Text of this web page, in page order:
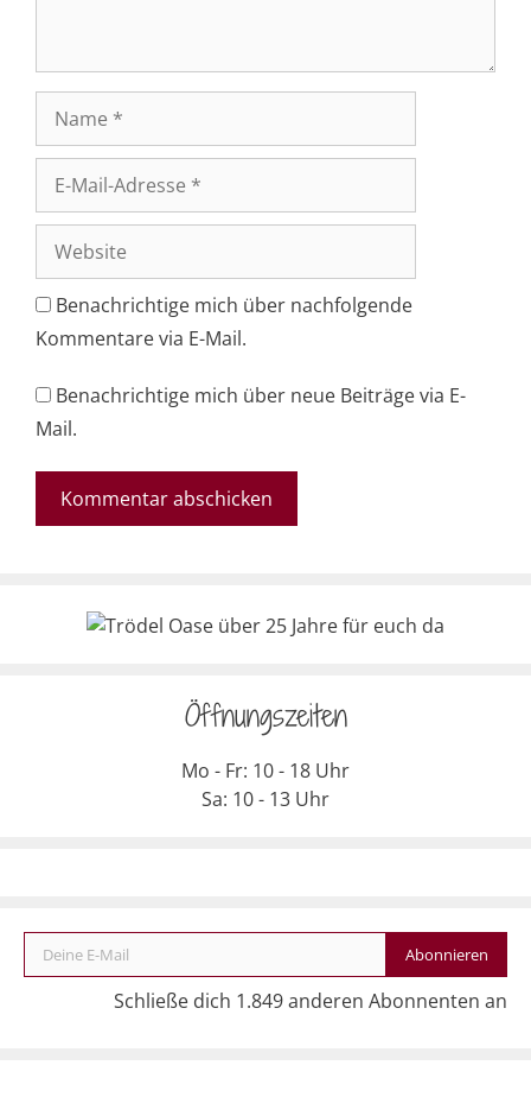
Mail-
Adresse
Website
Benachrichtige mich über nachfolgende
Kommentare via E-Mail.
Benachrichtige mich über neue Beiträge via E-
Mail.
Öffnungszeiten
Mo - Fr: 10 - 18 Uhr
Sa: 10 - 13 Uhr
Deine E-Mail
Abonnieren
Schließe dich 1.849 anderen Abonnenten an